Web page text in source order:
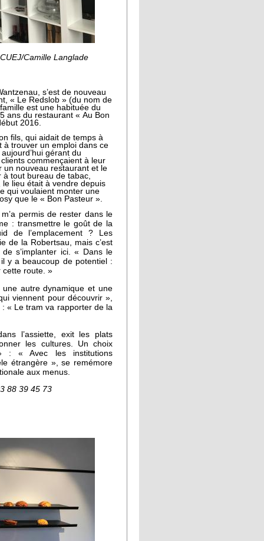
Camille Langlade
s’est de nouveau
« Le Redslob » (du nom de
famille est une habituée du
ans du restaurant « Au Bon
2016.
fils, qui aidait de temps à
à trouver un emploi dans ce
gérant du
commençaient à leur
un nouveau restaurant et le
tout bureau de tabac,
lieu était à vendre depuis
qui voulaient monter une
que le « Bon Pasteur ».
permis de rester dans le
: transmettre le goût de la
de l’emplacement ? Les
de la Robertsau, mais c’est
s’implanter ici. « Dans le
y a beaucoup de potentiel :
cette route. »
autre dynamique et une
viennent pour découvrir »,
« Le tram va rapporter de la
l’assiette, exit les plats
les cultures. Un choix
: « Avec les institutions
étrangère », se remémore
aux menus.
88 39 45 73